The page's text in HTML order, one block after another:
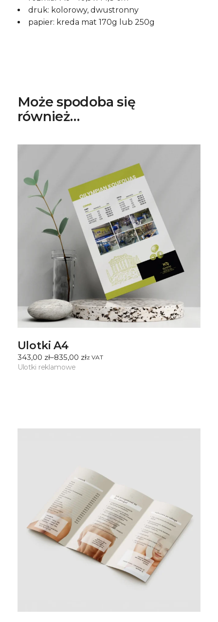
druk: kolorowy, dwustronny
papier: kreda mat 170g lub 250g
Może spodoba się
również…
Ulotki A4
343,00 zł–835,00 zł
Zakres
cen:
ㅤz VAT
Ulotki reklamowe